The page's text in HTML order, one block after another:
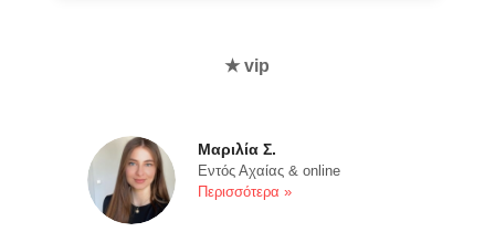
★ vip
Μαριλία Σ.
Εντός Αχαίας & online
Περισσότερα »